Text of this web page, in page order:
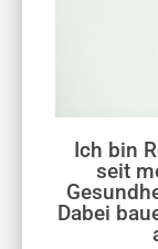
Ich bin
seit
Dabei